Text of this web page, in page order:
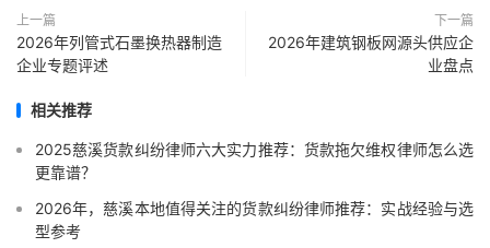
上一篇
2026年列管式石墨换热器制造
企业专题评述
下一篇
2026年建筑钢板网源头供应企
业盘点
相关推荐
2025慈溪货款纠纷律师六大实力推荐：货款拖欠维权律师怎么选
更靠谱？
2026年，慈溪本地值得关注的货款纠纷律师推荐：实战经验与选
型参考